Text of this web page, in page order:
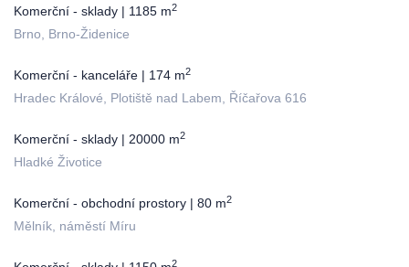
Komerční - sklady | 1185 m2
Brno, Brno-Židenice
Komerční - kanceláře | 174 m2
Hradec Králové, Plotiště nad Labem, Říčařova 616
Komerční - sklady | 20000 m2
Hladké Životice
Komerční - obchodní prostory | 80 m2
Mělník, náměstí Míru
2